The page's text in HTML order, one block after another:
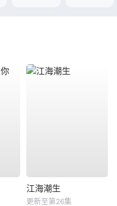
江海潮生
更新至第26集